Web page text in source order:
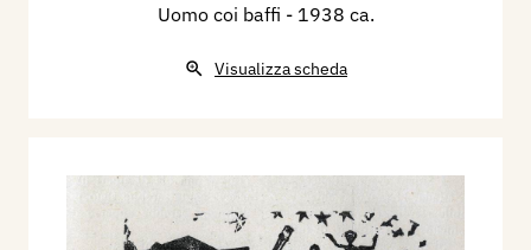
Uomo coi baffi - 1938 ca.
Visualizza scheda